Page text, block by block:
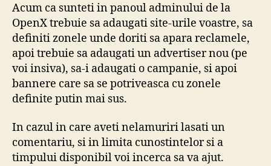
Acum ca sunteti in panoul adminului de la
OpenX trebuie sa adaugati site-urile voastre, sa
definiti zonele unde doriti sa apara reclamele,
apoi trebuie sa adaugati un advertiser nou (pe
voi insiva), sa-i adaugati o campanie, si apoi
bannere care sa se potriveasca cu zonele
definite putin mai sus.
In cazul in care aveti nelamuriri lasati un
comentariu, si in limita cunostintelor si a
timpului disponibil voi incerca sa va ajut.